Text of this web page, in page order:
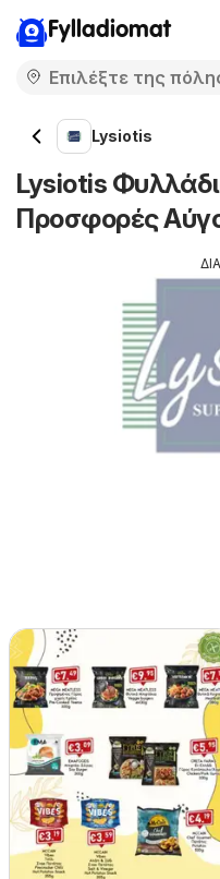
Fylladiomat
Lysiotis
Lysiotis
Προσφορές